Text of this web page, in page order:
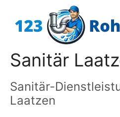
Inhalt
Sanitär
Sanitär-
Laatzen